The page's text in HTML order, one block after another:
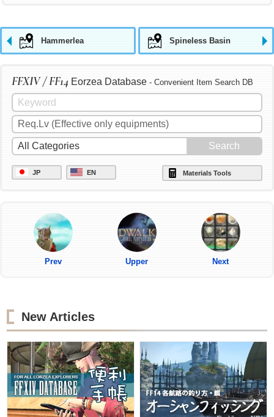
Hammerlea Spineless Basin
FFXIV / FF14 Eorzea Database - Convenient Item Search DB
JP EN Materials Tools
Prev Upper Next
New Articles